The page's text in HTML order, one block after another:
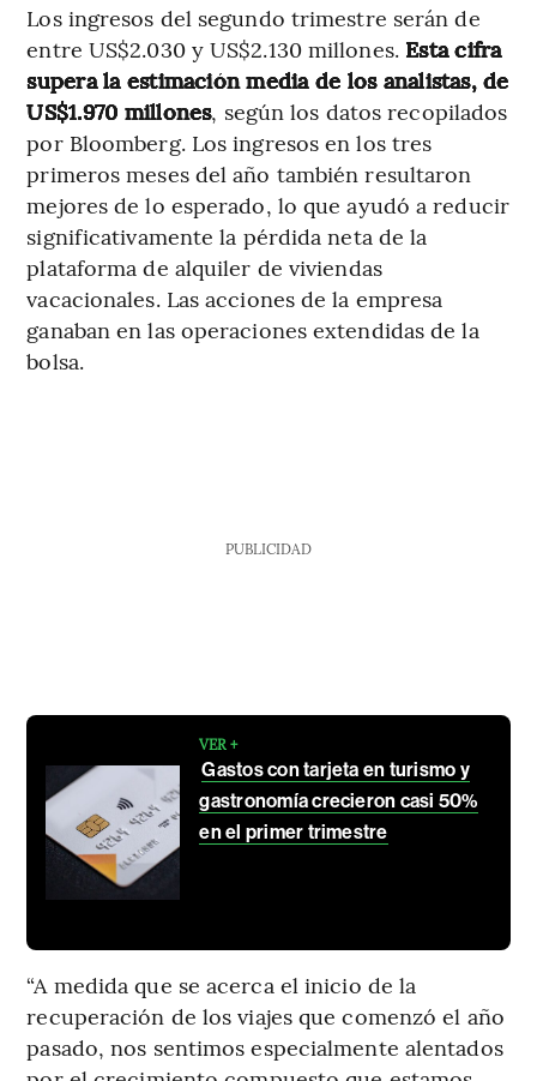
Los ingresos del segundo trimestre serán de
entre US$2.030 y US$2.130 millones.Esta cifra
supera la estimación media de los analistas, de
US$1.970 millones, según los datos recopilados
por Bloomberg. Los ingresos en los tres
primeros meses del año también resultaron
mejores de lo esperado, lo que ayudó a reducir
significativamente la pérdida neta de la
plataforma de alquiler de viviendas
vacacionales. Las acciones de la empresa
ganaban en las operaciones extendidas de la
bolsa.
PUBLICIDAD
VER +
Gastos con tarjeta en turismo y
gastronomía crecieron casi 50%
en el primer trimestre
“A medida que se acerca el inicio de la
recuperación de los viajes que comenzó el año
pasado, nos sentimos especialmente alentados